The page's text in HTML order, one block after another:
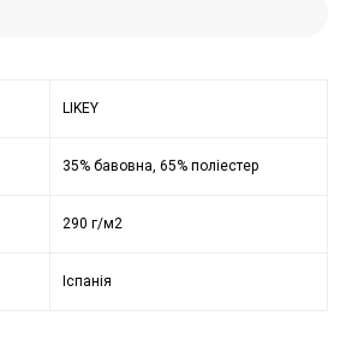
LIKEY
35% бавовна, 65% поліестер
290 г/м2
Іспанія